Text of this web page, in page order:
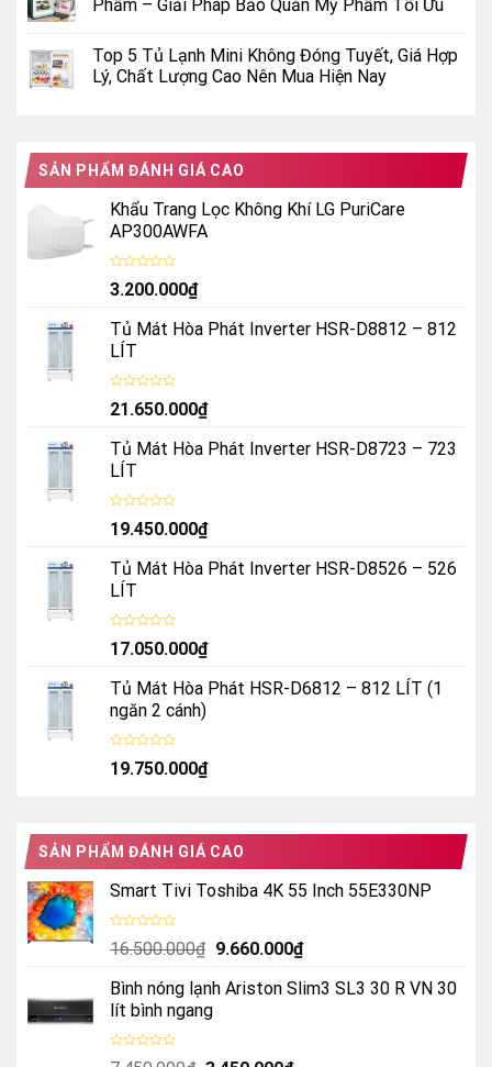
Phẩm – Giải Pháp Bảo Quản Mỹ Phẩm Tối Ưu
Top 5 Tủ Lạnh Mini Không Đóng Tuyết, Giá Hợp
Lý, Chất Lượng Cao Nên Mua Hiện Nay
SẢN PHẨM ĐÁNH GIÁ CAO
Khẩu Trang Lọc Không Khí LG PuriCare
AP300AWFA
Được
xếp
0
5
sao
3.200.000₫
Tủ Mát Hòa Phát Inverter HSR-D8812 – 812
LÍT
Được
xếp
0
5
sao
21.650.000₫
Tủ Mát Hòa Phát Inverter HSR-D8723 – 723
LÍT
Được
xếp
0
5
sao
19.450.000₫
Tủ Mát Hòa Phát Inverter HSR-D8526 – 526
LÍT
Được
xếp
0
5
sao
17.050.000₫
Tủ Mát Hòa Phát HSR-D6812 – 812 LÍT (1
ngăn 2 cánh)
Được
xếp
19.750.000₫
SẢN PHẨM ĐÁNH GIÁ CAO
Smart Tivi Toshiba 4K 55 Inch 55E330NP
Được
xếp
0
5
sao
16.500.000₫ Giá
là:
9.660.000₫Giá
tại
Bình nóng lạnh Ariston Slim3 SL3 30 R VN 30
lít bình ngang
Được